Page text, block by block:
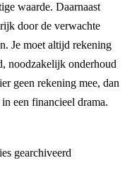
waarde. Daarnaast
door de verwachte
Je moet altijd rekening
noodzakelijk onderhoud
geen rekening mee, dan
een financieel drama.
gearchiveerd